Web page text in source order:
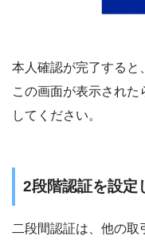
本人確認が完了すると
この画面が表示され
してください。
2段階認証を設定
二段間認証は、他の